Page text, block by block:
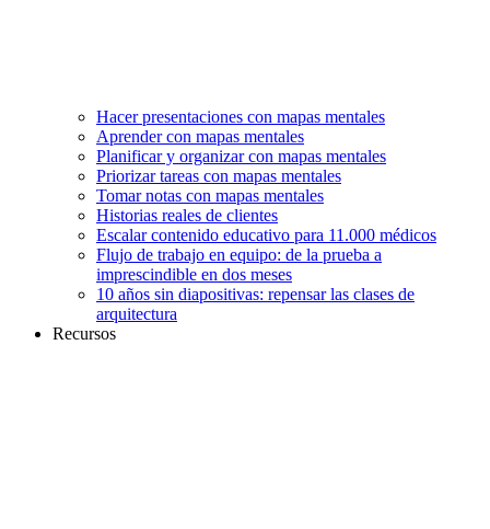
Hacer presentaciones con mapas mentales
Aprender con mapas mentales
Planificar y organizar con mapas mentales
Priorizar tareas con mapas mentales
Tomar notas con mapas mentales
Historias reales de clientes
Escalar contenido educativo para 11.000 médicos
Flujo de trabajo en equipo: de la prueba a
imprescindible en dos meses
10 años sin diapositivas: repensar las clases de
arquitectura
Recursos